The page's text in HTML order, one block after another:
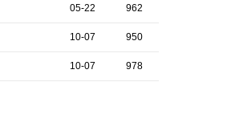
05-22 962
10-07 950
10-07 978